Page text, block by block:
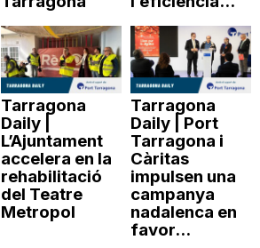
Tarragona
Daily |
L’Ajuntament
accelera en la
rehabilitació
del Teatre
Metropol
Tarragona
Daily | Port
Tarragona i
Càritas
impulsen una
campanya
nadalenca en
favor...